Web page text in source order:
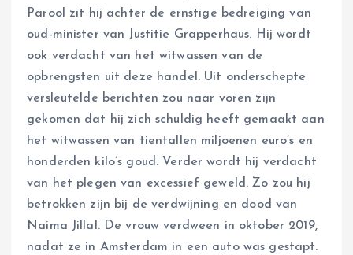
Parool zit hij achter de ernstige bedreiging van
oud-minister van Justitie Grapperhaus. Hij wordt
ook verdacht van het witwassen van de
opbrengsten uit deze handel. Uit onderschepte
versleutelde berichten zou naar voren zijn
gekomen dat hij zich schuldig heeft gemaakt aan
het witwassen van tientallen miljoenen euro’s en
honderden kilo’s goud. Verder wordt hij verdacht
van het plegen van excessief geweld. Zo zou hij
betrokken zijn bij de verdwijning en dood van
Naima Jillal. De vrouw verdween in oktober 2019,
nadat ze in Amsterdam in een auto was gestapt.